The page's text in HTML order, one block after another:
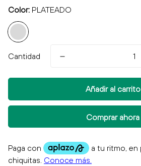
Color: PLATEADO
Cantidad
Añadir al carrito
Comprar ahora